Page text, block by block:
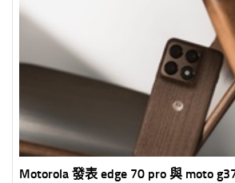
Motorola 發表 edge 70 pro 與 moto